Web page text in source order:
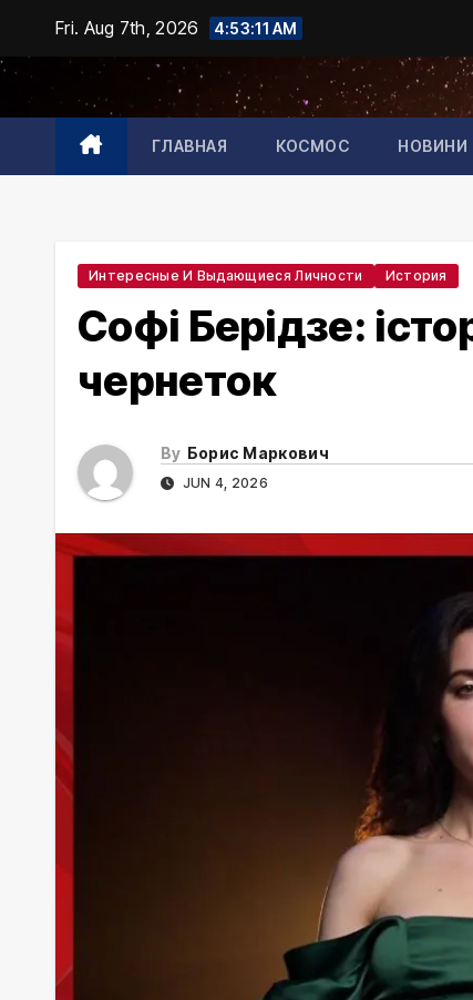
content
Fri. Aug 7th, 2026 4:53:12 AM
ГЛАВНАЯ КОСМОС НОВИНИ
Интересные И Выдающиеся Личности История
Софі Берідзе:
чернеток
By Борис Маркович
JUN 4, 2026